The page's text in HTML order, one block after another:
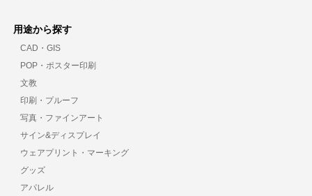
用途から探す
CAD・GIS
POP・ポスター印刷
文教
印刷・プルーフ
写真・ファインアート
サイン&ディスプレイ
ウェアプリント・マーキング
グッズ
アパレル